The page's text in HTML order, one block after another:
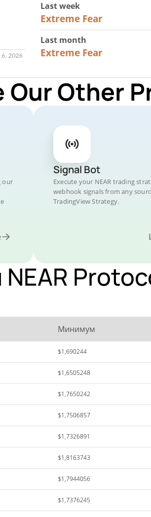
Last week
Extreme Fear
Last month
Extreme Fear
Our Other
our
Signal Bot
Execute your NEAR trading
webhook signals from any
TradingView Strategy.
Минимум
$1,690244
$1,6505248
$1,7650242
$1,7506857
$1,7326891
$1,8163743
$1,7944056
$1,7376245